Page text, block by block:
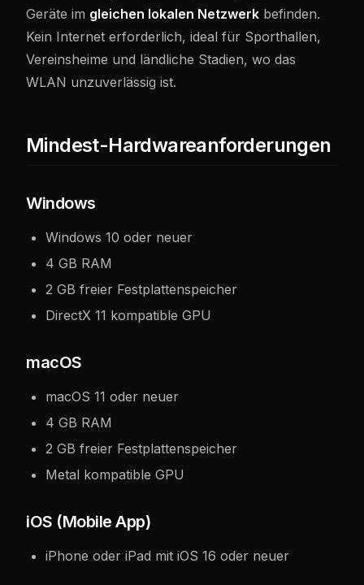
Geräte im gleichen lokalen Netzwerk befinden.
Kein Internet erforderlich, ideal für Sporthallen,
Vereinsheime und ländliche Stadien, wo das
WLAN unzuverlässig ist.
Mindest-Hardwareanforderungen
Windows
Windows 10 oder neuer
4 GB RAM
2 GB freier Festplattenspeicher
DirectX 11 kompatible GPU
macOS
macOS 11 oder neuer
4 GB RAM
2 GB freier Festplattenspeicher
Metal kompatible GPU
iOS (Mobile App)
iPhone oder iPad mit iOS 16 oder neuer